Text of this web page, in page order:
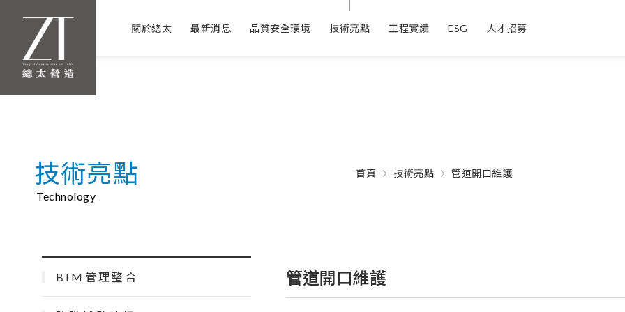
關於總太 最新消息 品質安全環境 技術亮點 工程實績 ESG 人才招募
技術亮點
Technology
首頁 技術亮點 管道開口維護
BIM管理整合 管道開口維護